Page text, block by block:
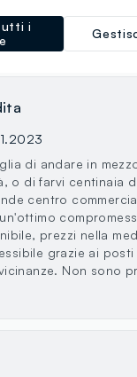
ampia scelta per
di andare in
o di farvi centinaia
centro
prezzi nella
grazie ai
Non sono
i